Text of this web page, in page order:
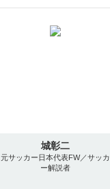
城彰二
元サッカー日本代表FW／サッカ
ー解説者